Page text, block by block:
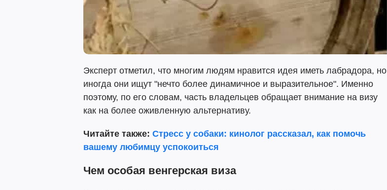
Эксперт отметил, что многим людям нравится идея иметь лабрадора, но
иногда они ищут "нечто более динамичное и выразительное". Именно
поэтому, по его словам, часть владельцев обращает внимание на визу
как на более оживленную альтернативу.
Читайте также: Стресс у собаки: кинолог рассказал, как помочь
вашему любимцу успокоиться
Чем особая венгерская виза